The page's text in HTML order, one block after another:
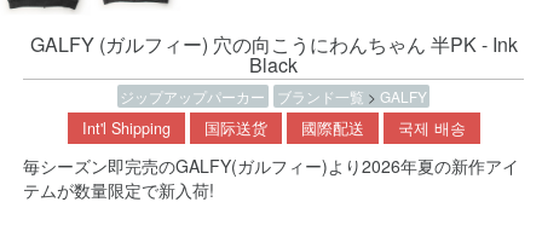
GALFY (ガルフィー) 穴の向こうにわんちゃん 半PK - Ink
Black
ジップアップパーカー ブランド一覧 > GALFY
Int'l Shipping 国际送货 國際配送 국제 배송
毎シーズン即完売のGALFY(ガルフィー)より2026年夏の新作アイ
テムが数量限定で新入荷!